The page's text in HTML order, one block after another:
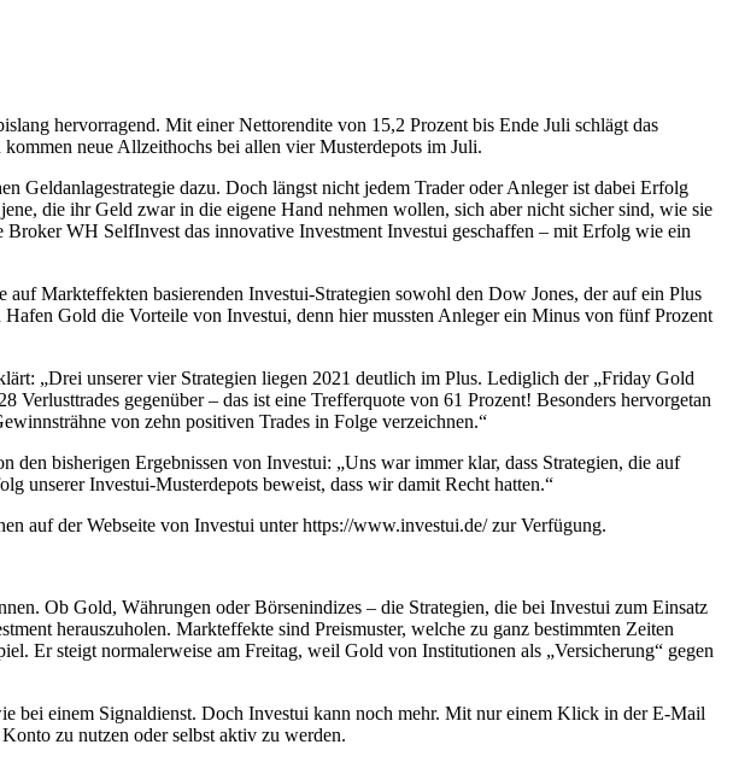
hervorragend. Mit einer Nettorendite von 15,2 Prozent bis Ende Juli schlägt das
neue Allzeithochs bei allen vier Musterdepots im Juli.
dazu. Doch längst nicht jedem Trader oder Anleger ist dabei Erfolg
die ihr Geld zwar in die eigene Hand nehmen wollen, sich aber nicht sicher sind, wie sie
WH SelfInvest das innovative Investment Investui geschaffen – mit Erfolg wie ein
Markteffekten basierenden Investui-Strategien sowohl den Dow Jones, der auf ein Plus
Gold die Vorteile von Investui, denn hier mussten Anleger ein Minus von fünf Prozent
„Drei unserer vier Strategien liegen 2021 deutlich im Plus. Lediglich der „Friday Gold
gegenüber – das ist eine Trefferquote von 61 Prozent! Besonders hervorgetan
von zehn positiven Trades in Folge verzeichnen.“
bisherigen Ergebnissen von Investui: „Uns war immer klar, dass Strategien, die auf
unserer Investui-Musterdepots beweist, dass wir damit Recht hatten.“
auf der Webseite von Investui unter https://www.investui.de/ zur Verfügung.
Ob Gold, Währungen oder Börsenindizes – die Strategien, die bei Investui zum Einsatz
herauszuholen. Markteffekte sind Preismuster, welche zu ganz bestimmten Zeiten
Er steigt normalerweise am Freitag, weil Gold von Institutionen als „Versicherung“ gegen
bei einem Signaldienst. Doch Investui kann noch mehr. Mit nur einem Klick in der E-Mail
zu nutzen oder selbst aktiv zu werden.